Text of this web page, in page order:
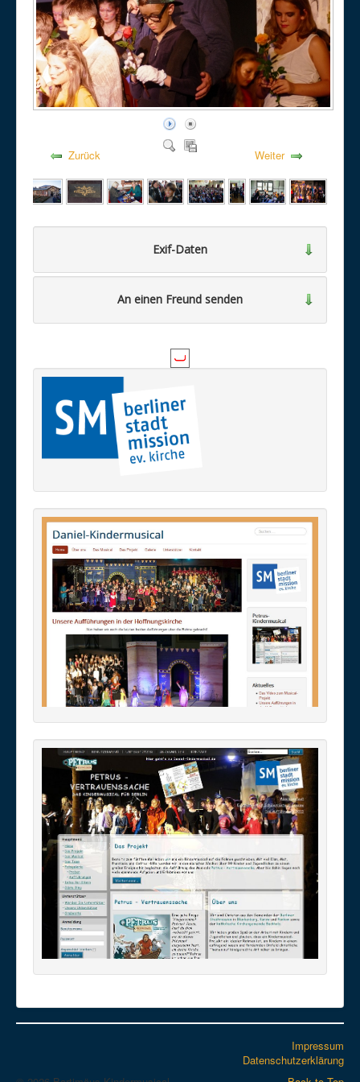
Zurück Weiter
Exif-Daten
An einen Freund senden
Impressum
Datenschutzerklärung